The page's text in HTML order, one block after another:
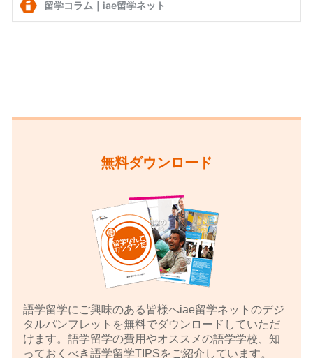
無料ダウンロード
語学留学にご興味のある皆様へiae留学ネットのデジ
タルパンフレットを無料でダウンロードしていただ
けます。語学留学の費用やオススメの語学学校、知
っておくべき語学留学TIPSをご紹介しています。